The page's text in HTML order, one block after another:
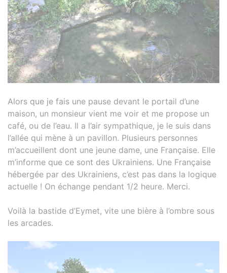
Alors que je fais une pause devant le portail d’une
maison, un monsieur vient me voir et me propose un
café, ou de l’eau. Il a l’air sympathique, je le suis dans
l’allée qui mène à un pavillon. Plusieurs personnes
m’accueillent dont une jeune dame, une Française. Elle
m’informe que ce sont des Ukrainiens. Une Française
hébergée par des Ukrainiens, c’est pas dans la logique
actuelle ! On échange pendant 1/2 heure. Merci.
Voilà la bastide d’Eymet, vite une bière à l’ombre sous
les arcades.